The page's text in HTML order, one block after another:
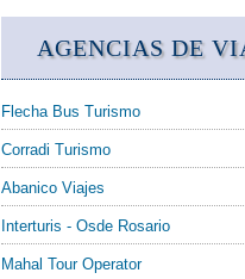
AGENCIAS DE
Flecha Bus Turismo
Corradi Turismo
Abanico Viajes
Interturis - Osde Rosario
Mahal Tour Operator